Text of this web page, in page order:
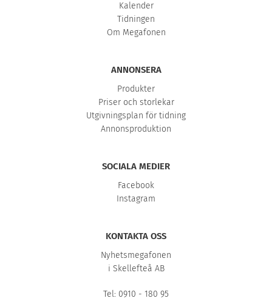
Kalender
Tidningen
Om Megafonen
ANNONSERA
Produkter
Priser och storlekar
Utgivningsplan för tidning
Annonsproduktion
SOCIALA MEDIER
Facebook
Instagram
KONTAKTA OSS
Nyhetsmegafonen
i Skellefteå AB
Tel: 0910 - 180 95